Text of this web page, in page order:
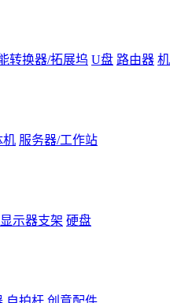
转换器/拓展坞 U盘 路由器
机 服务器/工作站
显示器支架 硬盘